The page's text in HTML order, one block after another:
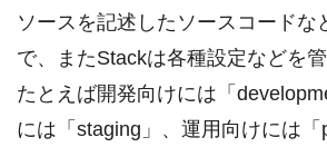
ソースを記述したソースコードな
で、またStackは各種設定などを管
たとえば開発向けには「
には「staging」、運用向けには「